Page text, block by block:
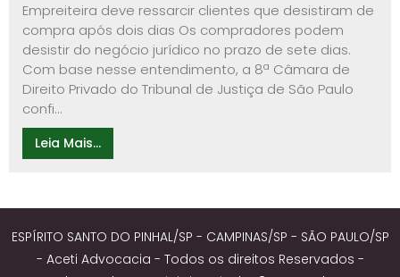
Empreiteira deve ressarcir clientes que desistiram de
compra após dois dias Os compradores podem
desistir do negócio jurídico no prazo de sete dias.
Com base nesse entendimento, a 8ª Câmara de
Direito Privado do Tribunal de Justiça de São Paulo
confi...
Leia Mais...
ESPÍRITO SANTO DO PINHAL/SP - CAMPINAS/SP - SÃO PAULO/SP
- Aceti Advocacia - Todos os direitos Reservados -